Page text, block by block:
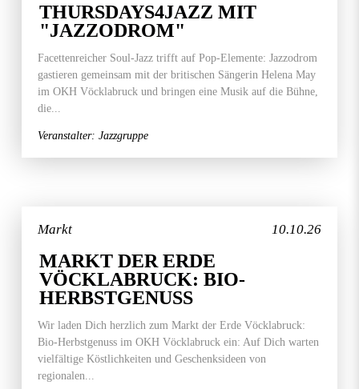
THURSDAYS4JAZZ MIT
"JAZZODROM"
Facettenreicher Soul-Jazz trifft auf Pop-Elemente: Jazzodrom
gastieren gemeinsam mit der britischen Sängerin Helena May
im OKH Vöcklabruck und bringen eine Musik auf die Bühne,
die...
Veranstalter: Jazzgruppe
10.10.26
Markt
MARKT DER ERDE
VÖCKLABRUCK: BIO-
HERBSTGENUSS
Wir laden Dich herzlich zum Markt der Erde Vöcklabruck:
Bio-Herbstgenuss im OKH Vöcklabruck ein: Auf Dich warten
vielfältige Köstlichkeiten und Geschenksideen von
regionalen...